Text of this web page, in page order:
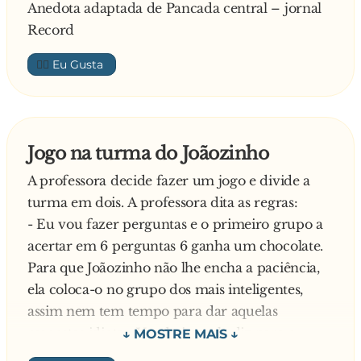
tarde”.
Anedota adaptada de Pancada central – jornal
Record
👍🏼
Jogo na turma do Joãozinho
A professora decide fazer um jogo e divide a
turma em dois. A professora dita as regras:
- Eu vou fazer perguntas e o primeiro grupo a
acertar em 6 perguntas 6 ganha um chocolate.
Para que Joãozinho não lhe encha a paciência,
ela coloca-o no grupo dos mais inteligentes,
assim nem tem tempo para dar aquelas
respostas idiotas. Vendo isso, ele diz para o
outro grupo: